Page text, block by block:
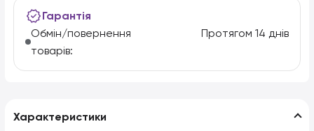
Гарантія
Обмін/повернення
товарів:
Протягом 14 днів
Характеристики